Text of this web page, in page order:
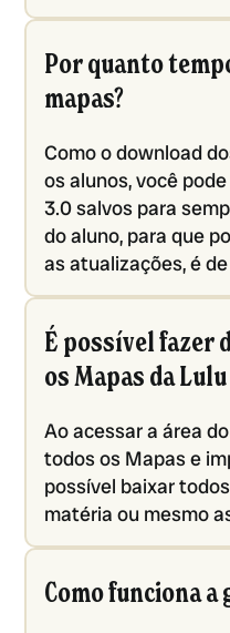
Por quanto
mapas?
Como o download
os alunos, você
3.0 salvos para
do aluno, para que
as atualizações, é
É possível fazer
os Mapas da Lulu
Ao acessar a área
todos os Mapas e
possível baixar
matéria ou mesmo
Como funciona a